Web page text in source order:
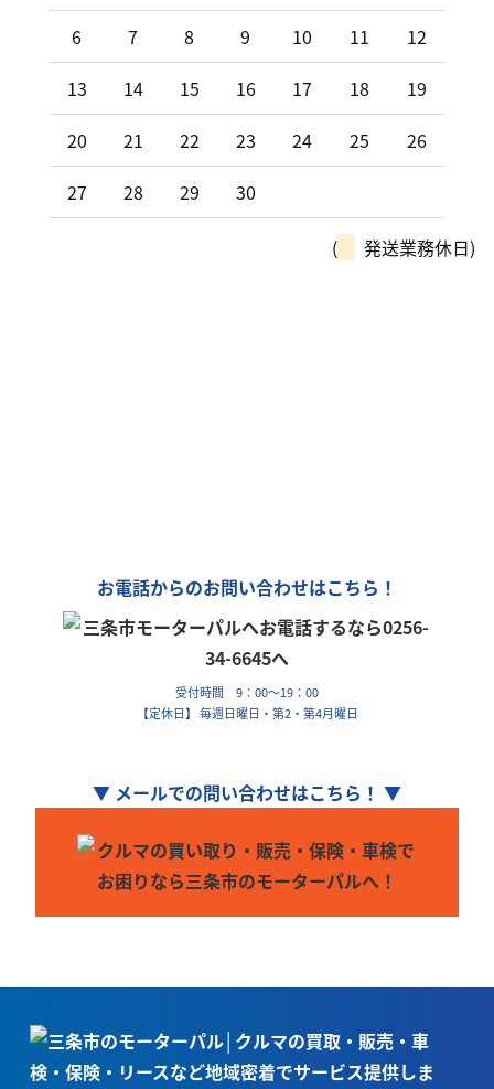
6
7 8 9 10 11
12
13
14 15 16 17 18
19
20
21 22 23 24 25
26
27
28 29 30
( 発送業務休日)
お電話からのお問い合わせはこちら！
受付時間 9：00～19：00
【定休日】 毎週日曜日・第2・第4月曜日
▼ メールでの問い合わせはこちら！ ▼